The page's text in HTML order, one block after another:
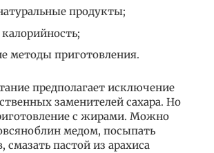
продукты;
методы приготовления.
предполагает исключение
заменителей сахара. Но
с жирами. Можно
медом, посыпать
смазать пастой из арахиса